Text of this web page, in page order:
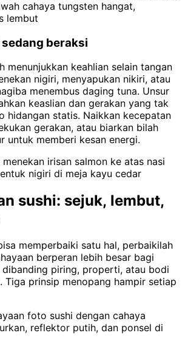
cahaya tungsten hangat,
lembut
beraksi
menunjukkan keahlian selain tangan
nigiri, menyapukan nikiri, atau
menembus daging tuna. Unsur
keaslian dan gerakan yang tak
hidangan statis. Naikkan kecepatan
gerakan, atau biarkan bilah
untuk memberi kesan energi.
irisan salmon ke atas nasi
nigiri di meja kayu cedar
sushi: sejuk, lembut,
memperbaiki satu hal, perbaikilah
berperan lebih besar bagi
dibanding piring, properti, atau bodi
Tiga prinsip menopang hampir setiap
foto sushi dengan cahaya
reflektor putih, dan ponsel di